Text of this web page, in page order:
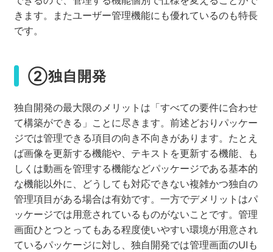
きます。またユーザー管理機能にも優れているのも特長
です。
②独自開発
独自開発の最大限のメリットは「すべての要件に合わせ
て構築ができる」ことに尽きます。前述どおりパッケー
ジでは管理できる項目の向き不向きがあります。たとえ
ば画像を更新する機能や、テキストを更新する機能、も
しくは動画を管理する機能などパッケージである基本的
な機能以外に、どうしても対応できない複雑かつ独自の
管理項目がある場合は有効です。一方でデメリットはパ
ッケージでは用意されているものがないことです。管理
画面ひとつとってもある程度使いやすい環境が用意され
ているパッケージに対し、独自開発では管理画面のUIも